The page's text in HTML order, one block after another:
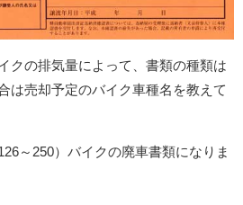
クの排気量によって、書類の種類は
は売却予定のバイク車種名を教えて
～250）バイクの廃車書類になりま